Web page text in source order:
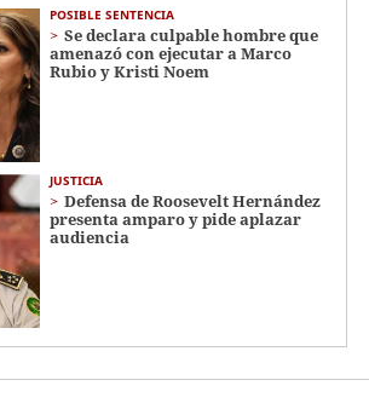
POSIBLE SENTENCIA
Se declara culpable hombre que
amenazó con ejecutar a Marco
Rubio y Kristi Noem
JUSTICIA
Defensa de Roosevelt Hernández
presenta amparo y pide aplazar
audiencia